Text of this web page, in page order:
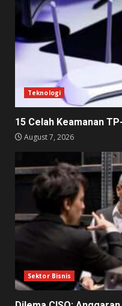
Teknologi
15 Celah Keamanan
August 7, 2026
Sektor Bisnis